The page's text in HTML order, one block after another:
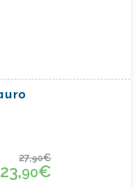
27,90€
23,90€